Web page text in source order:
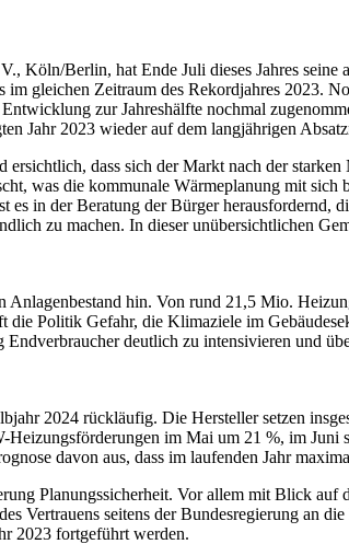
Köln/Berlin, hat Ende Juli dieses Jahres
gleichen Zeitraum des Rekordjahres 2023.
zur Jahreshälfte nochmal
Jahr 2023 wieder auf dem langjährigen
dass sich der Markt nach der
was die kommunale Wärmeplanung mit
in der Beratung der Bürger herausfordernd,
zu machen. In dieser unübersichtlichen
hin. Von rund 21,5 Mio.
die Politik Gefahr, die Klimaziele im
deutlich zu intensivieren und
2024 rückläufig. Die Hersteller setzen
im Mai um 21 %, im
davon aus, dass im laufenden Jahr
Planungssicherheit. Vor allem mit Blick auf
Vertrauens seitens der Bundesregierung an
2023 fortgeführt werden.